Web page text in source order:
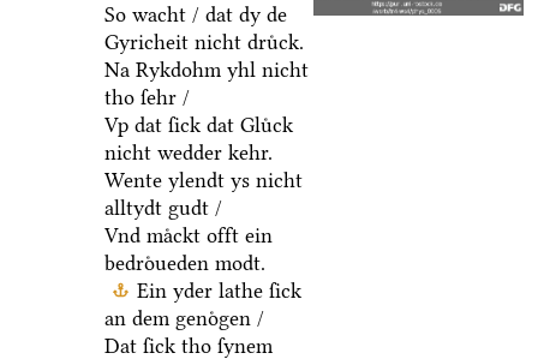
So wacht / dat dy de
Gyricheit nicht druͤck.
Na Rykdohm yhl nicht
tho ſehr /
Vp dat ſick dat Gluͤck
nicht wedder kehr.
Wente ylendt ys nicht
alltydt gudt /
Vnd maͤckt offt ein
bedroͤueden modt.
Ein yder lathe ſick
an dem genoͤgen /
Dat ſick tho ſynem